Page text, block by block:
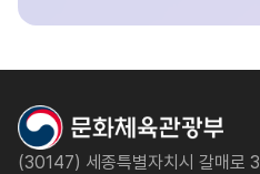
(30147) 세종특별자치시 갈매로